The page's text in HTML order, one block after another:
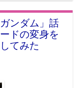
ンダム」話
ドの変身を
てみた